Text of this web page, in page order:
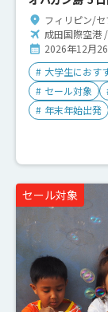
フィリピン/セ
成田国際空港
2026年12月
# 大学生におす
# セール対象
# 年末年始出発
セール対象